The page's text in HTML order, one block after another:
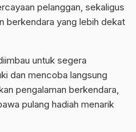
pelanggan, sekaligus
berkendara yang lebih dekat
untuk segera
dan mencoba langsung
pengalaman berkendara,
pulang hadiah menarik